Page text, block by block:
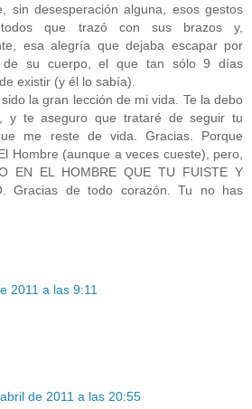
sin desesperación alguna, esos gestos
que trazó con sus brazos y,
esa alegría que dejaba escapar por
de su cuerpo, el que tan sólo 9 días
existir (y él lo sabía).
la gran lección de mi vida. Te la debo
y te aseguro que trataré de seguir tu
me reste de vida. Gracias. Porque
Hombre (aunque a veces cueste), pero,
EN EL HOMBRE QUE TU FUISTE Y
Gracias de todo corazón. Tu no has
2011 a las 9:11
de 2011 a las 20:55